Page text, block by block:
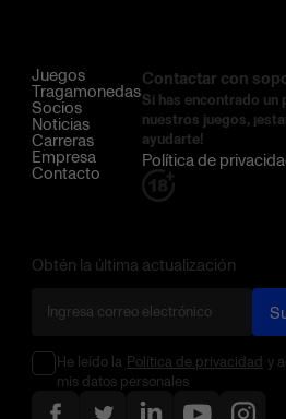
Juegos
Tragamonedas
Socios
Noticias
Carreras
Empresa
Contacto
Contactar con
Si has encontrado un
nuestros juegos,
ayudarte!
Política de
Obtén la última actualización
He leído la Política de privacidad y
mis datos personales